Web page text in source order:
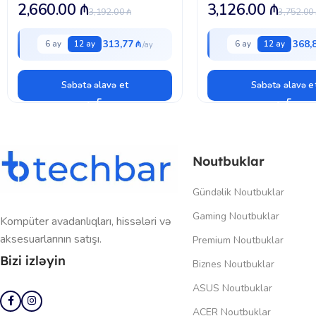
3,192.00₼
2,660.00 ₼
6 ay 12 ay 313,77 ₼
Səbətə əlavə et
3,752.00
3,126.00 ₼
6 ay 12 ay
Səbətə əlavə
Kompüter avadanlıqları, hissələri və
aksesuarlarının satışı.
Bizi izləyin
Noutbuklar
Gündəlik Noutbuklar
Gaming Noutbuklar
Premium Noutbuklar
Biznes Noutbuklar
ASUS Noutbuklar
ACER Noutbuklar